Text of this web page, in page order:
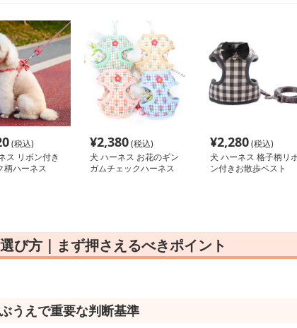
(税込)
ス リボン付き
柄ハーネス
¥2,380(税込)
犬 ハーネス お花のギン
ガムチェックハーネス
¥2,280(税込)
犬 ハーネス 格子柄リ
ン付きお散歩ベスト
び方｜まず押さえるべきポイント
うえで重要な判断基準